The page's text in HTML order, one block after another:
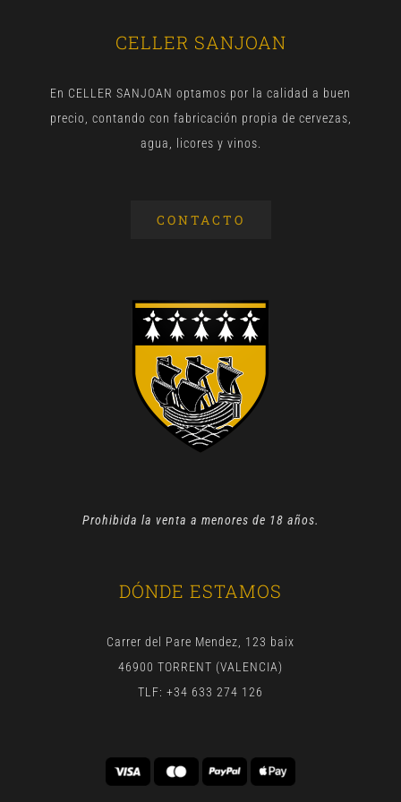
CELLER SANJOAN
En CELLER SANJOAN optamos por la calidad a buen
precio, contando con fabricación propia de cervezas,
agua, licores y vinos.
CONTACTO
Prohibida la venta a menores de 18 años.
DÓNDE ESTAMOS
Carrer del Pare Mendez, 123 baix
46900 TORRENT (VALENCIA)
TLF: +34 633 274 126